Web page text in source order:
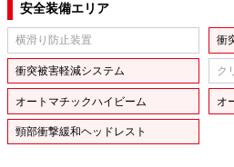
安全装備エリア
横滑り防止装置 衝
衝突被害軽減システム ク
オートマチックハイビーム オ
頸部衝撃緩和ヘッドレスト